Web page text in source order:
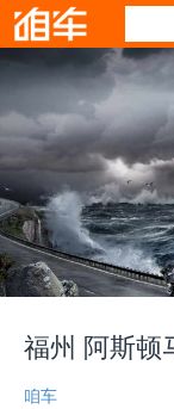
福州 阿斯顿
咱车